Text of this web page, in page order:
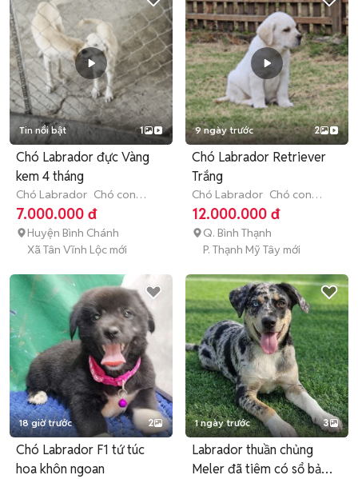
Tin nổi bật 1
Chó Labrador đực Vàng
kem 4 tháng
Chó Labrador Chó con
(dưới 3 tháng tuổi)
7.000.000 đ
Huyện Bình Chánh
Xã Tân Vĩnh Lộc mới
9 ngày trước 2
Chó Labrador Retriever
Trắng
Chó Labrador Chó con
(dưới 3 tháng tuổi)
12.000.000 đ
Q. Bình Thạnh
P. Thạnh Mỹ Tây mới
18 giờ trước 2
Chó Labrador F1 tứ túc
hoa khôn ngoan
1 ngày trước 3
Labrador thuần chủng
Meler đã tiêm có sổ bảo